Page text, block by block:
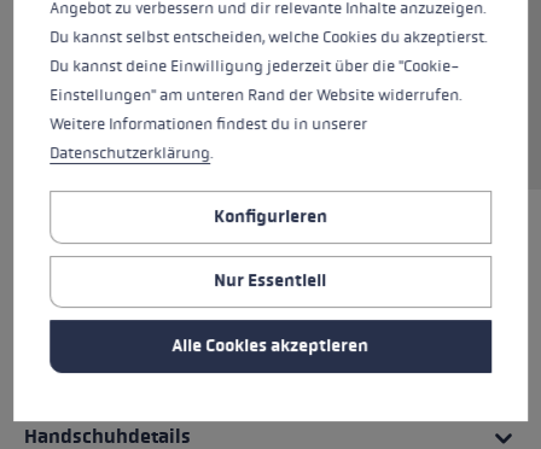
und trocken. Durch das Trigger 3D System
kannst du kinderleicht innerhalb von Sekunden
in den Stock einklicken und hast dann eine
direkte Verbindung zwischen Handschuh und
Stock und somit die beste Kraftübertragung.
HIGHLIGHTS
Griff - Schlaufe/Handschuh System
Passform
Handschuhdetails
Angebot zu verbessern und dir relevante Inhalte anzuzeigen.
Du kannst selbst entscheiden, welche Cookies du akzeptierst.
Du kannst deine Einwilligung jederzeit über die "Cookie-
Einstellungen" am unteren Rand der Website widerrufen.
Weitere Informationen findest du in unserer
Datenschutzerklärung.
Konfigurieren
Nur Essentiell
Alle Cookies akzeptieren